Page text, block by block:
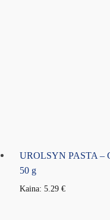
UROLSYN PASTA –
50 g
Kaina:5.29€